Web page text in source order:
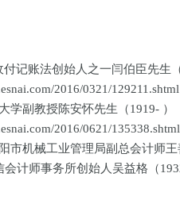
账法创始人之一闫伯臣先生（
2016/0321/129211.shtml
副教授陈安怀先生（1919- ）
2016/0621/135338.shtml
机械工业管理局副总会计师王
师事务所创始人吴益格（